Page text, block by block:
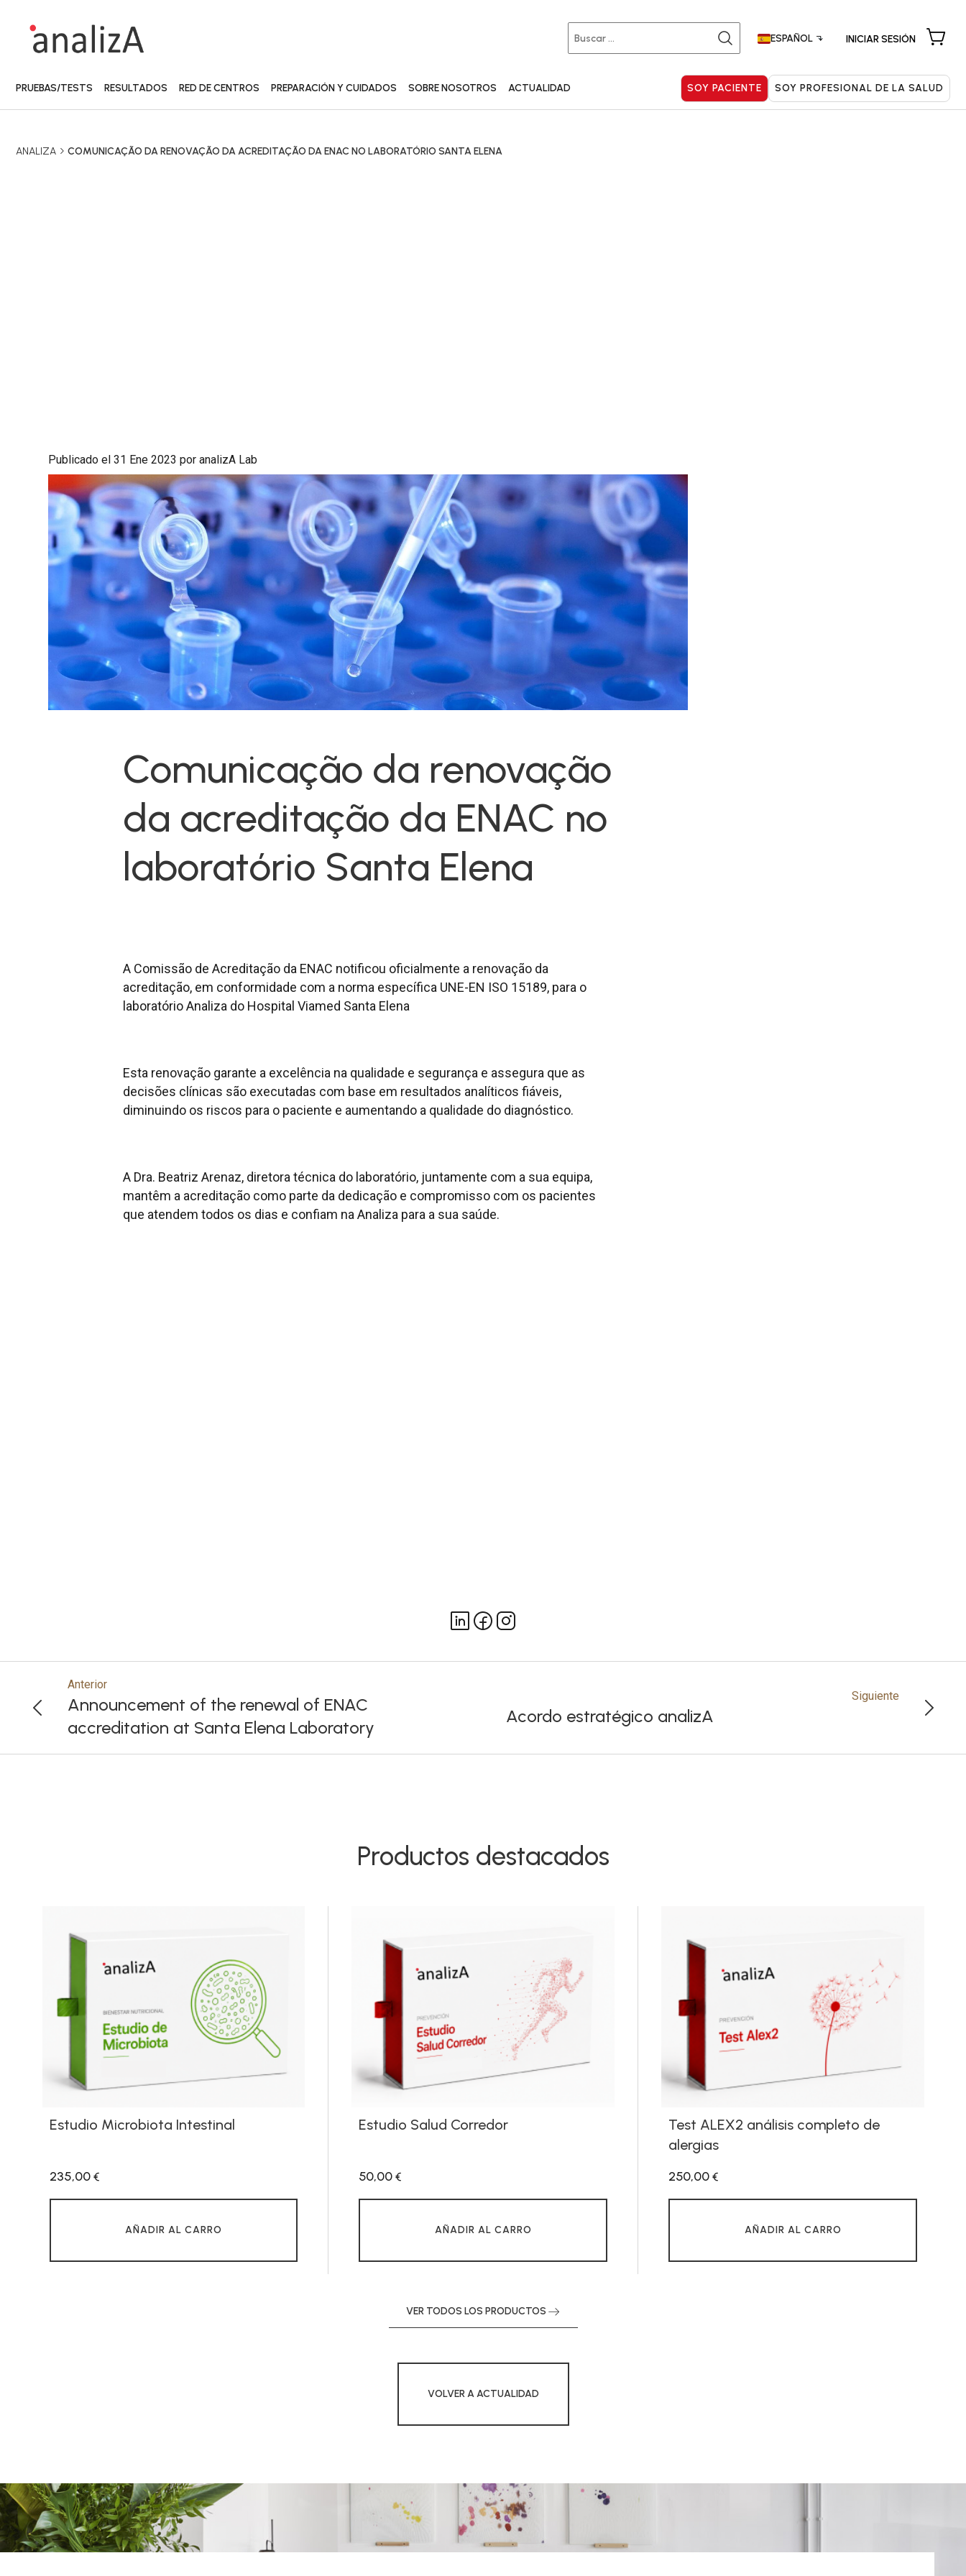
ESPAÑOL INICIAR SESIÓN
PRUEBAS/TESTS RESULTADOS RED DE CENTROS PREPARACIÓN Y CUIDADOS SOBRE NOSOTROS ACTUALIDAD
ANALIZA COMUNICAÇÃO DA RENOVAÇÃO DA ACREDITAÇÃO DA ENAC NO LABORATÓRIO SANTA ELENA
Publicado el 31 Ene 2023 por analizA Lab
Comunicação da renovação
da acreditação da ENAC no
laboratório Santa Elena
A Comissão de Acreditação da ENAC notificou oficialmente a renovação da
acreditação, em conformidade com a norma específica UNE-EN ISO 15189, para o
laboratório Analiza do Hospital Viamed Santa Elena
Esta renovação garante a excelência na qualidade e segurança e assegura que as
decisões clínicas são executadas com base em resultados analíticos fiáveis,
diminuindo os riscos para o paciente e aumentando a qualidade do diagnóstico.
A Dra. Beatriz Arenaz, diretora técnica do laboratório, juntamente com a sua equipa,
mantêm a acreditação como parte da dedicação e compromisso com os pacientes
que atendem todos os dias e confiam na Analiza para a sua saúde.
Anterior
Announcement of the renewal of ENAC
accreditation at Santa Elena Laboratory
Siguiente
Acordo estratégico analizA
Productos destacados
Estudio Microbiota Intestinal
235,00 €
AÑADIR AL CARRO
Estudio Salud Corredor
50,00€
AÑADIR AL CARRO
Test ALEX2 análisis completo de
alergias
250,00€
AÑADIR AL CARRO
VER TODOS LOS PRODUCTOS
VOLVER A ACTUALIDAD